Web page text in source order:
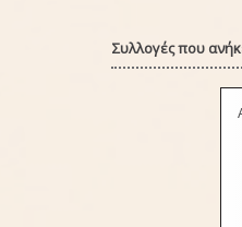
Συλλογές που